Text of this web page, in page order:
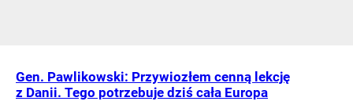
Gen. Pawlikowski: Przywiozłem cenną lekcję
z Danii. Tego potrzebuje dziś cała Europa